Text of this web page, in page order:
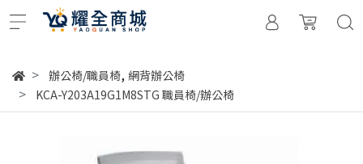
辦公椅/職員椅, 網背辦公椅
KCA-Y203A19G1M8STG 職員椅/辦公椅